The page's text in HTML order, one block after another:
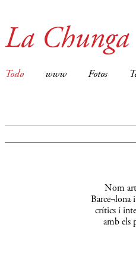
La Chunga
Todo www Fotos
Nom
Barce¬lona
crítics i
amb els